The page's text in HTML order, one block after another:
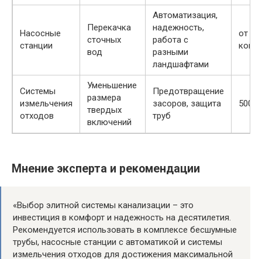
Насосные
станции
Перекачка
сточных
вод
Автоматизация,
надежность,
работа с
разными
ландшафтами
от
Системы
измельчения
отходов
Уменьшение
размера
твердых
включений
Предотвращение
засоров, защита
труб
Мнение эксперта и рекомендации
«Выбор элитной системы канализации – это
инвестиция в комфорт и надежность на десятилетия.
Рекомендуется использовать в комплексе бесшумные
трубы, насосные станции с автоматикой и системы
измельчения отходов для достижения максимальной